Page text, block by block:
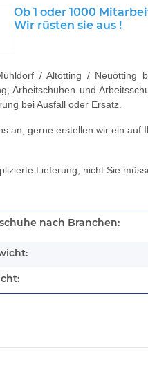
Ob 1 oder 1000
Wir rüsten sie aus !
/ Altötting / Neuötting
Arbeitschuhen und
bei Ausfall oder Ersatz.
an, gerne erstellen wir ein auf
Lieferung, nicht Sie
nach Branchen: